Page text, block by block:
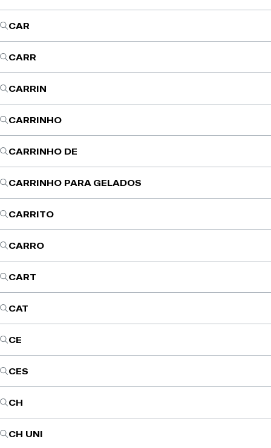
CAR
CARR
CARRIN
CARRINHO
CARRINHO DE
CARRINHO PARA GELADOS
CARRITO
CARRO
CART
CAT
CE
CES
CH
CH UNI